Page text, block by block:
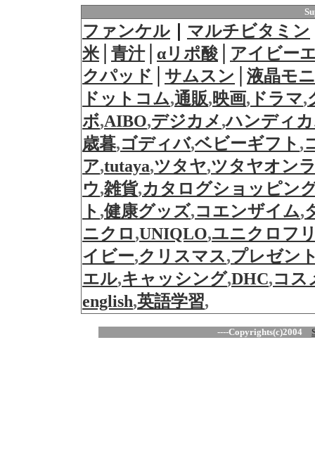
ファンケル マルチビタミン
米│ 青汁│ αリポ酸
アイビー
クパッド
サムスン
液晶モ
ドットコム,通販,映画, ドラマ,
ボ,AIBO,デジカメ,ハンディ
歳暮,ゴディバ,ベビーギフト ,
ア,tutaya,ツタヤ,ツタヤオン
ウ,雑貨,カタログショッピン
ト ,健康グッズ,コエンザイム,
ニクロ,UNIQLO,ユニクロフ
イビー,クリスマス,プレゼン
エル,キャッシング,DHC,コス
english,英語学習,
----Copyrights(c)2004